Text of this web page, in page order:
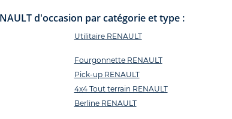
d'occasion par catégorie et type :
Utilitaire RENAULT
Fourgonnette RENAULT
Pick-up RENAULT
4x4 Tout terrain RENAULT
Berline RENAULT